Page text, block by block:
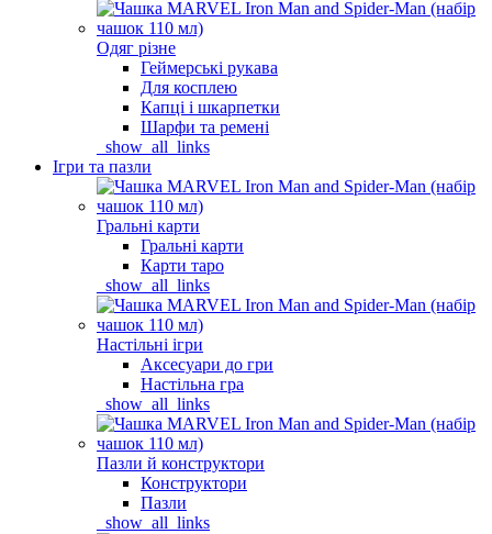
Одяг різне
Геймерські рукава
Для косплею
Капці і шкарпетки
Шарфи та ремені
_show_all_links
Ігри та пазли
Гральні карти
Гральні карти
Карти таро
_show_all_links
Настільні ігри
Аксесуари до гри
Настільна гра
_show_all_links
Пазли й конструктори
Конструктори
Пазли
_show_all_links